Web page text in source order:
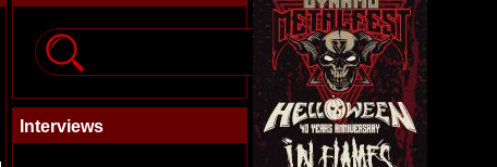
Interviews